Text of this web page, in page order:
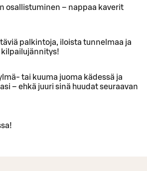
osallistuminen – nappaa kaverit
palkintoja, iloista tunnelmaa ja
tai kuuma juoma kädessä ja
– ehkä juuri sinä huudat seuraavan